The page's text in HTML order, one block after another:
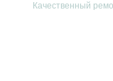
Качественный